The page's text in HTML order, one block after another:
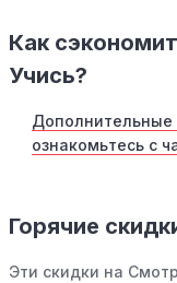
Как
Учись?
Дополнительные
ознакомьтесь с
Горячие
Эти скидки на